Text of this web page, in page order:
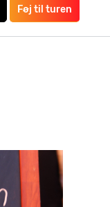
Føj til turen